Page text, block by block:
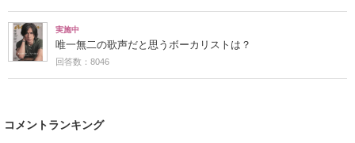
実施中
唯一無二の歌声だと思うボーカリストは？
回答数：8046
コメントランキング